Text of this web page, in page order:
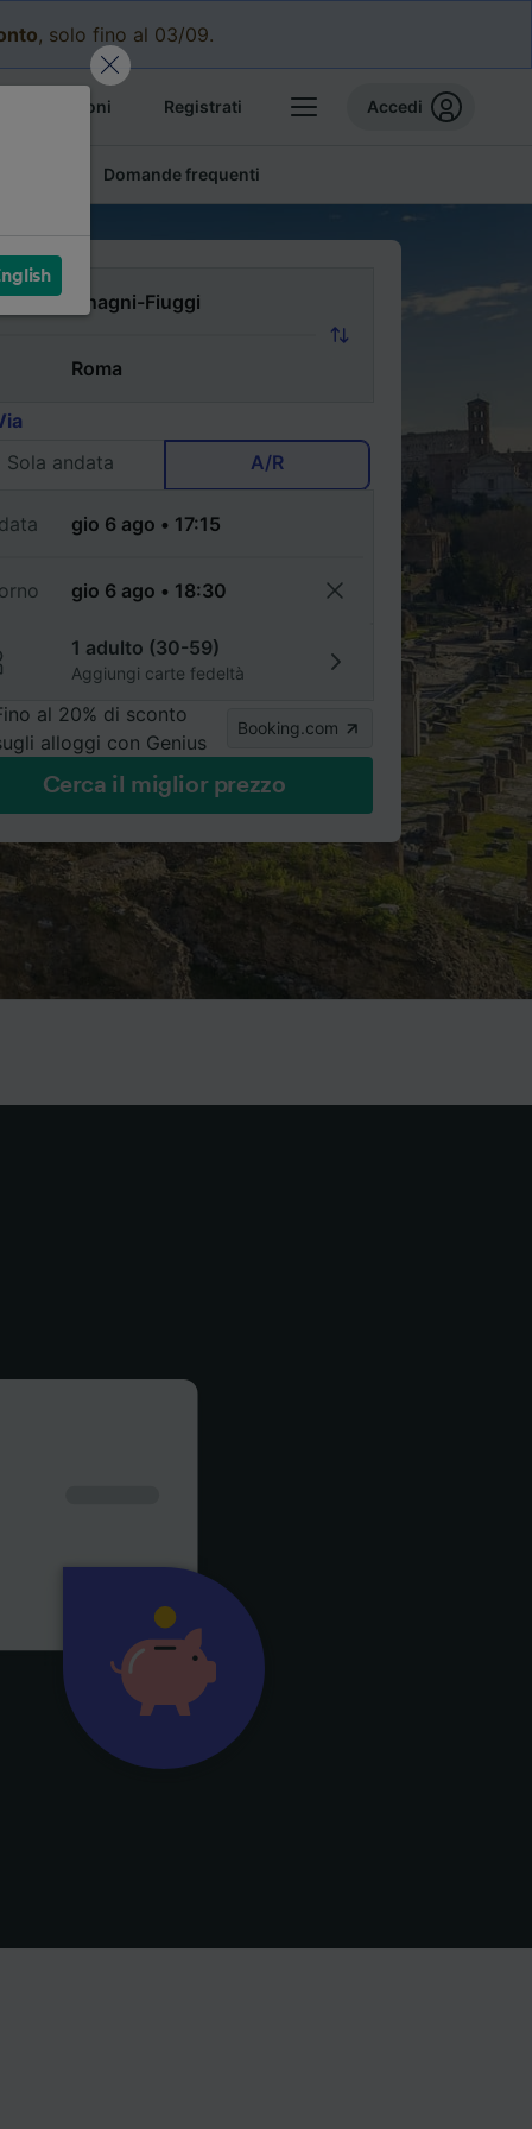
, solo fino al 03/09.
prenotazioni Registrati Accedi
Domande frequenti
Sola andata
A/R
1 adulto (30-59)
Aggiungi carte fedeltà
al 20% di sconto
alloggi con Genius
Booking.com
Cerca il miglior prezzo